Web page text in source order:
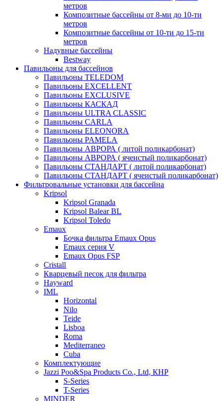
метров
Композитные бассейны от 8-ми до 10-ти
метров
Композитные бассейны от 10-ти до 15-ти
метров
Надувные бассейны
Bestway
Павильоны для бассейнов
Павильоны TELEDOM
Павильоны EXCELLENT
Павильоны EXCLUSIVE
Павильоны КАСКАД
Павильоны ULTRA CLASSIC
Павильоны CARLA
Павильоны ELEONORA
Павильоны PAMELA
Павильоны АВРОРА ( литой поликарбонат)
Павильоны АВРОРА ( ячеистый поликарбонат)
Павильоны СТАНДАРТ ( литой поликарбонат)
Павильоны СТАНДАРТ ( ячеистый поликарбонат)
Фильтровальные установки для бассейна
Kripsol
Kripsol Granada
Kripsol Balear BL
Kripsol Toledo
Emaux
Бочка фильтра Emaux Opus
Emaux серия V
Emaux Opus FSP
Cristall
Кварцевый песок для фильтра
Hayward
IML
Horizontal
Nilo
Teide
Lisboa
Roma
Mediterraneo
Cuba
Комплектующие
Jazzi Poo&Spa Products Co., Ltd, КНР
S-Series
T-Series
MINDER